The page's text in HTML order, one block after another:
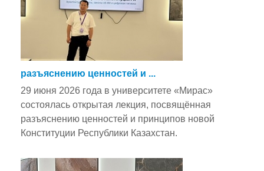
разъяснению ценностей и ...
29 июня 2026 года в университете «Мирас»
состоялась открытая лекция, посвящённая
разъяснению ценностей и принципов новой
Конституции Республики Казахстан.